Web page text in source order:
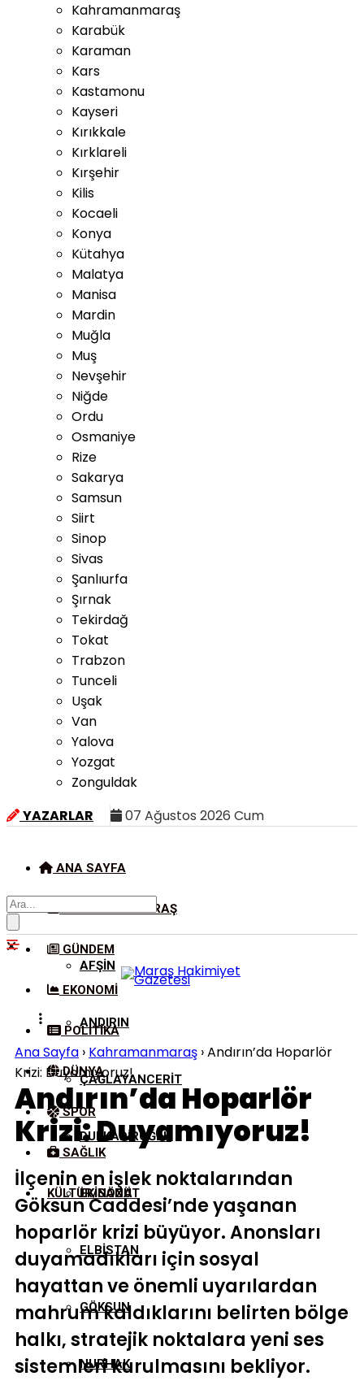
Kahramanmaraş
Karabük
Karaman
Kars
Kastamonu
Kayseri
Kırıkkale
Kırklareli
Kırşehir
Kilis
Kocaeli
Konya
Kütahya
Malatya
Manisa
Mardin
Muğla
Muş
Nevşehir
Niğde
Ordu
Osmaniye
Rize
Sakarya
Samsun
Siirt
Sinop
Sivas
Şanlıurfa
Şırnak
Tekirdağ
Tokat
Trabzon
Tunceli
Uşak
Van
Yalova
Yozgat
Zonguldak
YAZARLAR
07 Ağustos 2026 Cum
ANA SAYFA
KAHRAMANMARAŞ
AFŞIN
ANDIRIN
ÇAĞLAYANCERIT
DULKADIROĞLU
EKINÖZÜ
ELBISTAN
GÖKSUN
NURHAK
GÜNDEM
EKONOMI
POLITIKA
DÜNYA
SPOR
SAĞLIK
KÜLTÜR/SANAT
Ana Sayfa › Kahramanmaraş ›Andırın’da Hoparlör
Krizi: Duyamıyoruz!
Andırın’da Hoparlör
Krizi: Duyamıyoruz!
İlçenin en işlek noktalarından
Göksun Caddesi’nde yaşanan
hoparlör krizi büyüyor. Anonsları
duyamadıkları için sosyal
hayattan ve önemli uyarılardan
mahrum kaldıklarını belirten bölge
halkı, stratejik noktalara yeni ses
sistemleri kurulmasını bekliyor.